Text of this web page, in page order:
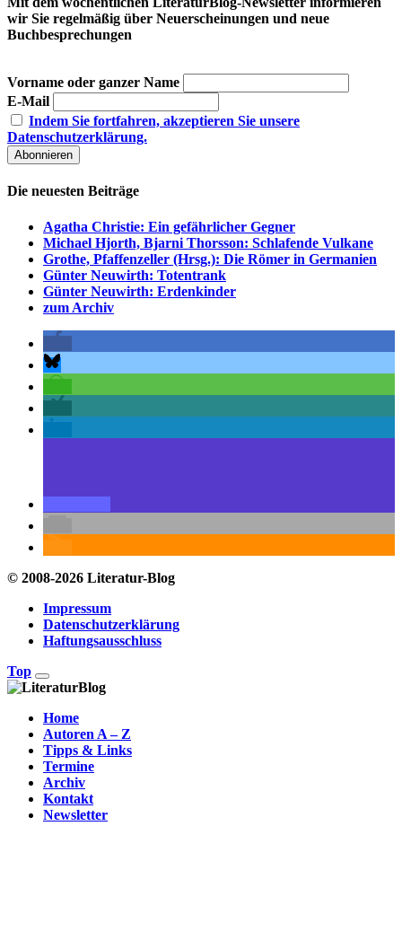
wir Sie regelmäßig über Neuerscheinungen und neue
Buchbesprechungen
Vorname oder ganzer Name
E-Mail
Indem Sie fortfahren, akzeptieren Sie unsere
Datenschutzerklärung.
Die neuesten Beiträge
Agatha Christie: Ein gefährlicher Gegner
Michael Hjorth, Bjarni Thorsson: Schlafende Vulkane
Grothe, Pfaffenzeller (Hrsg.): Die Römer in Germanien
Günter Neuwirth: Totentrank
Günter Neuwirth: Erdenkinder
zum Archiv
© 2008-2026 Literatur-Blog
Impressum
Datenschutzerklärung
Haftungsausschluss
Top
Home
Autoren A – Z
Tipps & Links
Termine
Archiv
Kontakt
Newsletter